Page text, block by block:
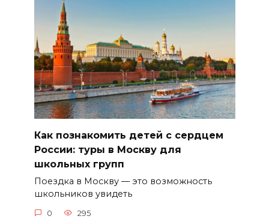
Как познакомить детей с сердцем
России: туры в Москву для
школьных групп
Поездка в Москву — это возможность
школьников увидеть
0 295